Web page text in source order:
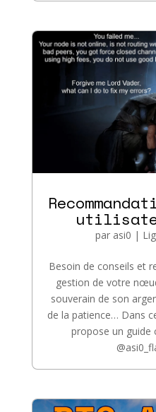
par asi0 |
Besoin de conseils et
gestion de votre
souverain de son
de la patience… Dans
propose un